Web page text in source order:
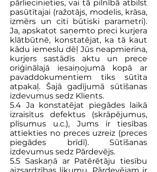
pārliecinieties, vai tā pilnībā atbilst
pasūtītajai (ražotājs, modelis, krāsa,
izmērs un citi būtiski parametri).
Ja, apskatot saņemto preci kurjera
klātbūtnē, konstatējat, ka tā kaut
kādu iemeslu dēļ Jūs neapmierina,
kurjers sastādīs aktu un prece
oriģinālajā iesaiņojumā kopā ar
pavaddokumentiem tiks sūtīta
atpakaļ. Šajā gadījumā sūtīšanas
izdevumus sedz Klients.
5.4 Ja konstatējat piegādes laikā
izraisītus defektus (skrāpējumus,
plīsumus u.c.), Jums ir tiesības
attiekties no preces uzreiz (preces
piegādes brīdī). Sūtīšanas
izdevumus sedz Pārdevējs.
5.5 Saskaņā ar Patērētāju tiesību